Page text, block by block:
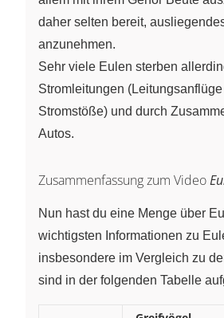
daher selten bereit,
anzunehmen.
Sehr viele Eulen sterben
Stromleitungen
Stromstöße) und durch
Autos.
Zusammenfassung zum Video
Nun hast du eine Menge über
wichtigsten Informationen zu
insbesondere im Vergleich zu
sind in der folgenden Tabelle